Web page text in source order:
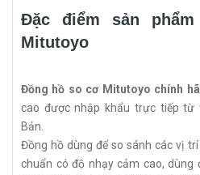
Đặc điểm sản
Mitutoyo
Đồng hồ so cơ Mitutoyo chính
cao được nhập khẩu trực tiếp từ
Bản.
Đồng hồ dùng để so sánh các vị
chuẩn có độ nhạy cảm cao, dùng